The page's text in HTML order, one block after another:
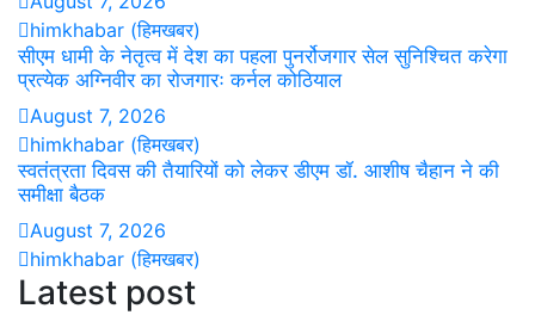
himkhabar (हिमखबर)
सीएम धामी के नेतृत्व में देश का पहला पुनर्रोजगार सेल सुनिश्चित करेगा
प्रत्येक अग्निवीर का रोजगारः कर्नल कोठियाल
August 7, 2026
himkhabar (हिमखबर)
स्वतंत्रता दिवस की तैयारियों को लेकर डीएम डॉ. आशीष चैहान ने की
समीक्षा बैठक
August 7, 2026
himkhabar (हिमखबर)
Latest post